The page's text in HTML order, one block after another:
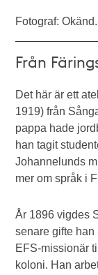
Fotograf: Okänd.
Från
Det här är ett
1919) från
pappa hade
han tagit
Johannelunds
mer om språk i
År 1896 vigdes
senare gifte
EFS-missionär
koloni. Han